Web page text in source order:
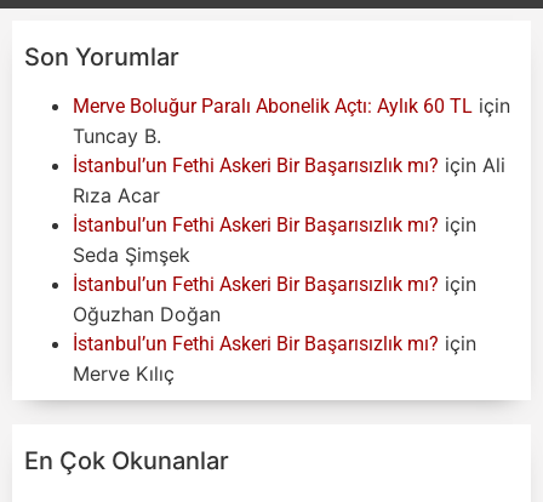
Son Yorumlar
Merve Boluğur Paralı Abonelik Açtı: Aylık 60 TL için
Tuncay B.
İstanbul’un Fethi Askeri Bir Başarısızlık mı? için Ali
Rıza Acar
İstanbul’un Fethi Askeri Bir Başarısızlık mı? için
Seda Şimşek
İstanbul’un Fethi Askeri Bir Başarısızlık mı? için
Oğuzhan Doğan
İstanbul’un Fethi Askeri Bir Başarısızlık mı? için
Merve Kılıç
En Çok Okunanlar